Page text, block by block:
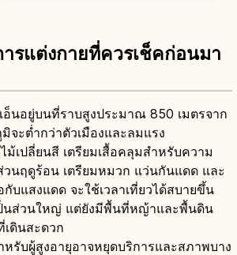
รแต่งกายที่ควรเช็คก่อนมา
อ็นอยู่บนที่ราบสูงประมาณ 850 เมตรจาก
จะต่ำกว่าตัวเมืองและลมแรง
ม้เปลี่ยนสี เตรียมเสื้อคลุมสำหรับความ
วนฤดูร้อน เตรียมหมวก แว่นกันแดด และ
บแสงแดด จะใช้เวลาเที่ยวได้สบายขึ้น
นส่วนใหญ่ แต่ยังมีพื้นที่หญ้าและพื้นดิน
เดินสะดวก
รับผู้สูงอายุอาจหยุดบริการและสภาพบาง